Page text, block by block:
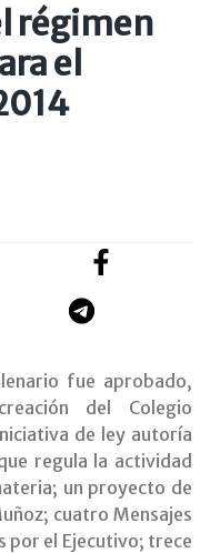
régimen
el
fue aprobado,
del Colegio
de ley autoría
regula la actividad
un proyecto de
cuatro Mensajes
por el Ejecutivo; trece